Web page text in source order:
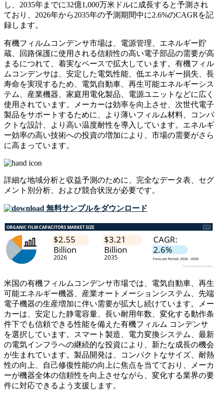
し、2035年までに32億1,000万米ドルに成長すると予測され
ており、2026年から2035年の予測期間中に2.6%のCAGRを記
録します。
有機フィルムコンデンサ市場は、電源管理、エネルギー貯
蔵、回路保護に使用される信頼性の高い電子部品の需要が高
まるにつれて、着実なペースで拡大しています。有機フィル
ムコンデンサは、安定した電気性能、低エネルギー損失、長
寿命を実現するため、電気自動車、再生可能エネルギーシス
テム、産業機器、家庭用電化製品、電源ユニットなどに広く
使用されています。メーカーは効率を向上させ、次世代電子
製品をサポートするために、より薄いフィルム材料、コンパ
クトな設計、より高い温度耐性を導入しています。エネルギ
ー効率の高い技術への投資の増加により、市場の需要がさら
に高まっています。
詳細な地域分析と収益予測のために、 完全なデータ表、セグ
メント別分析、および競合状況が必要です。
無料サンプルをダウンロード
米国の有機フィルムコンデンサ市場では、電気自動車、再生
可能エネルギー機器、産業オートメーションシステム、先端
電子機器の生産増加に伴い需要が拡大し続けています。メー
カーは、安定した静電容量、長い耐用年数、変化する動作条
件下でも信頼できる性能を備えた有機フィルム コンデンサ
を選択しています。スマート製造、電力変換システム、最新
の電気インフラへの継続的な投資により、新たな成長の機会
が生まれています。製品開発は、コンパクトなサイズ、耐熱
性の向上、自己修復性能の向上に焦点を当てており、メーカ
ーが機器全体の信頼性を向上させながら、変化する業界の要
件に対応できるよう支援します。